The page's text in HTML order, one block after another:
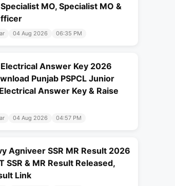
MO, Specialist MO &
04 Aug 2026 06:35 PM
Electrical Answer Key 2026
Punjab PSPCL Junior
Answer Key & Raise
04 Aug 2026 04:57 PM
Agniveer SSR MR Result 2026
SSR & MR Result Released,
Link